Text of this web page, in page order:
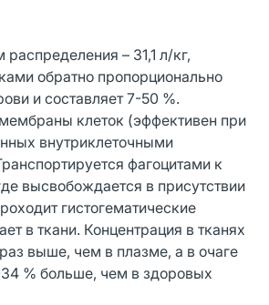
– 31,1 л/кг,
обратно пропорционально
и составляет 7-50 %.
клеток (эффективен при
внутриклеточными
фагоцитами к
высвобождается в присутствии
гистогематические
в ткани. Концентрация в тканях
выше, чем в плазме, а в очаге
% больше, чем в здоровых